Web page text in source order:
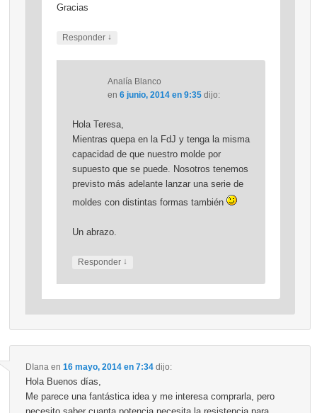
Gracias
Responder ↓
Analía Blanco
en 6 junio, 2014 en 9:35 dijo:
Hola Teresa,
Mientras quepa en la FdJ y tenga la misma
capacidad de que nuestro molde por
supuesto que se puede. Nosotros tenemos
previsto más adelante lanzar una serie de
moldes con distintas formas también
Un abrazo.
Responder ↓
DIanaen 16 mayo, 2014 en 7:34 dijo:
Hola Buenos días,
Me parece una fantástica idea y me interesa comprarla, pero